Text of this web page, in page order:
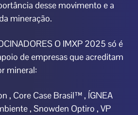
desse movimento e a
mineração.
O IMXP 2025 só é
de empresas que acreditam
mineral:
, Core Case Brasil™️ , ÍGNEA
, Snowden Optiro , VP